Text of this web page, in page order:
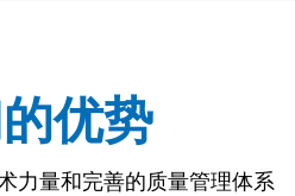
优势
力量和完善的质量管理体系